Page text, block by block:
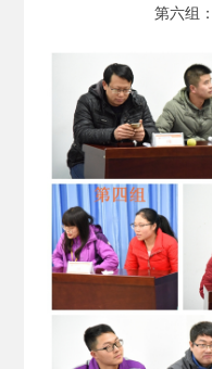
第六组